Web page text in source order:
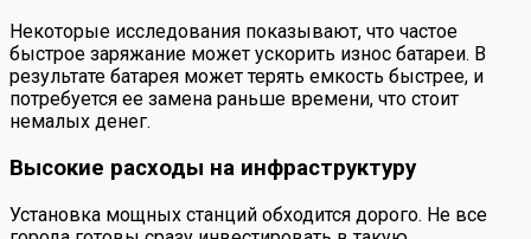
Некоторые исследования показывают, что частое
быстрое заряжание может ускорить износ батареи. В
результате батарея может терять емкость быстрее, и
потребуется ее замена раньше времени, что стоит
немалых денег.
Высокие расходы на инфраструктуру
Установка мощных станций обходится дорого. Не все